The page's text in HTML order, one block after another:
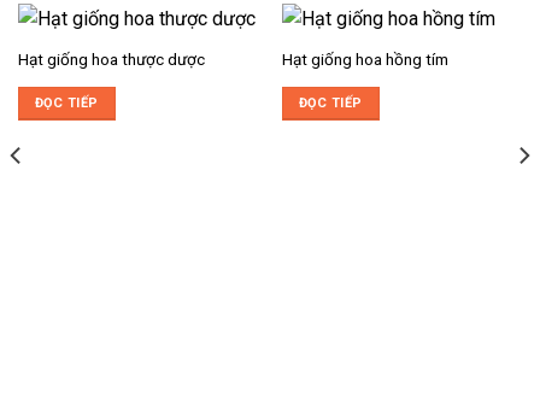
Hạt giống hoa thược dược
ĐỌC TIẾP
Hạt giống hoa hồng tím
ĐỌC TIẾP